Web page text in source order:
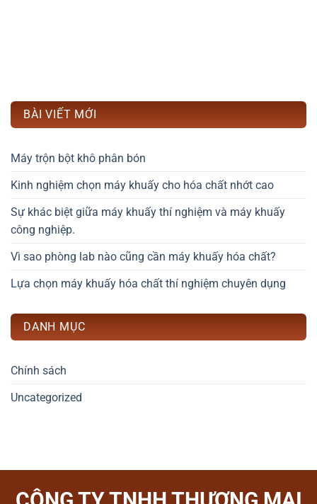
BÀI VIẾT MỚI
Máy trộn bột khô phân bón
Kinh nghiệm chọn máy khuấy cho hóa chất nhớt cao
Sự khác biệt giữa máy khuấy thí nghiệm và máy khuấy
công nghiệp.
Vì sao phòng lab nào cũng cần máy khuấy hóa chất?
Lựa chọn máy khuấy hóa chất thí nghiệm chuyên dụng
DANH MỤC
Chính sách
Uncategorized